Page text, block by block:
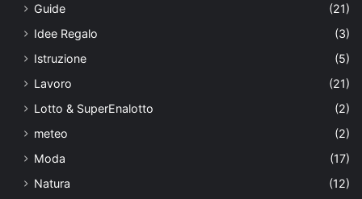
Guide
(21)
Idee Regalo
(3)
Istruzione
(5)
Lavoro
(21)
Lotto & SuperEnalotto
(2)
meteo
(2)
Moda
(17)
Natura
(12)